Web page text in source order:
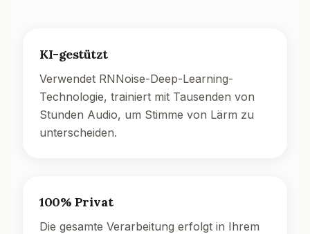
KI-gestützt
Verwendet RNNoise-Deep-Learning-
Technologie, trainiert mit Tausenden von
Stunden Audio, um Stimme von Lärm zu
unterscheiden.
100% Privat
Die gesamte Verarbeitung erfolgt in Ihrem